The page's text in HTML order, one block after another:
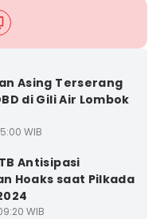
Asing Terserang
di Gili Air Lombok
WIB
Antisipasi
Hoaks saat Pilkada
WIB